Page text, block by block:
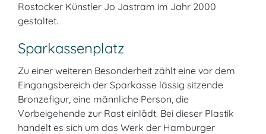
Rostocker Künstler Jo Jastram im Jahr 2000
gestaltet.
Sparkassenplatz
Zu einer weiteren Besonderheit zählt eine vor dem
Eingangsbereich der Sparkasse lässig sitzende
Bronzefigur, eine männliche Person, die
Vorbeigehende zur Rast einlädt. Bei dieser Plastik
handelt es sich um das Werk der Hamburger